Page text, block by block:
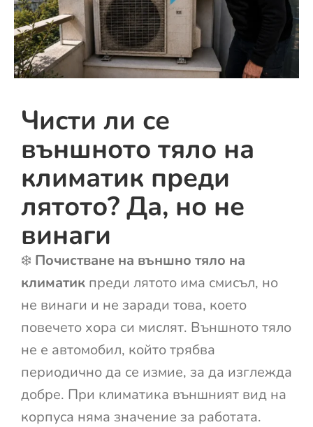
Чисти ли се
външното тяло на
климатик преди
лятото? Да, но не
винаги
❄️ Почистване на външно тяло на
климатикпреди лятото има смисъл, но
не винаги и не заради това, което
повечето хора си мислят. Външното тяло
не е автомобил, който трябва
периодично да се измие, за да изглежда
добре. При климатика външният вид на
корпуса няма значение за работата.